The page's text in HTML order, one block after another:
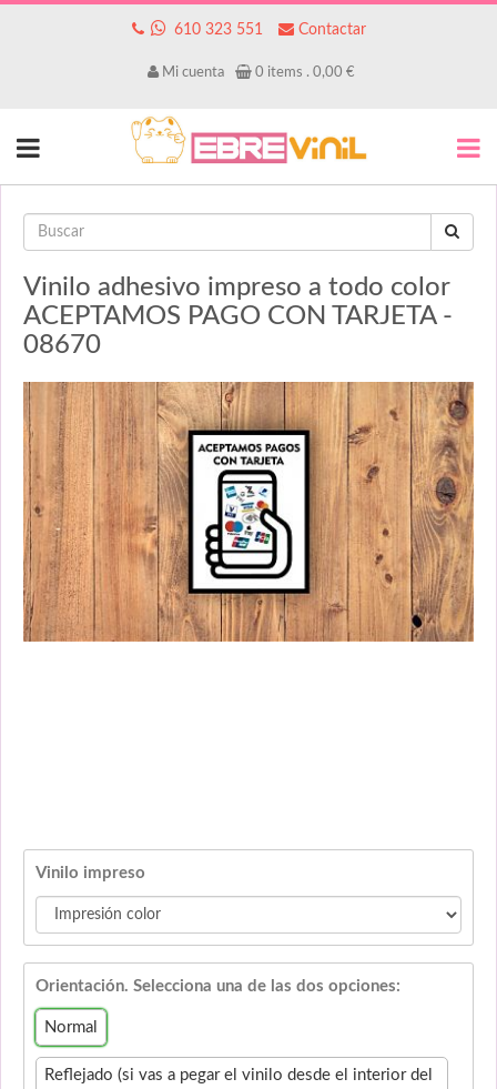
610 323 551 Contactar
Mi cuenta 0 items . 0,00 €
Vinilo adhesivo impreso a todo color
ACEPTAMOS PAGO CON TARJETA -
08670
Vinilo impreso
Orientación. Selecciona una de las dos opciones:
Normal
Reflejado (si vas a pegar el vinilo desde el interior del